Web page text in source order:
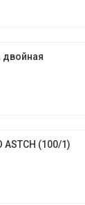
двойная
ASTCH (100/1)